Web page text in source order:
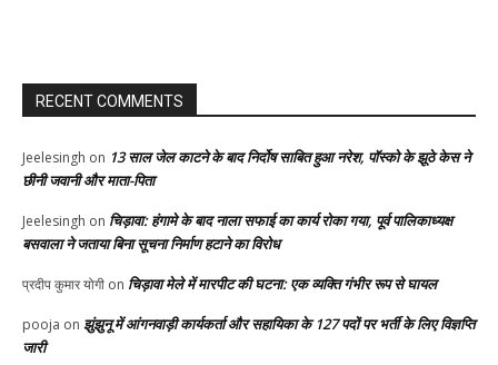
RECENT COMMENTS
Jeelesingh on 13 साल जेल काटने के बाद निर्दोष साबित हुआ नरेश, पॉस्को के झूठे केस ने
छीनी जवानी और माता-पिता
Jeelesingh on चिड़ावा: हंगामे के बाद नाला सफाई का कार्य रोका गया, पूर्व पालिकाध्यक्ष
बसवाला ने जताया बिना सूचना निर्माण हटाने का विरोध
प्रदीप कुमार योगी on चिड़ावा मेले में मारपीट की घटना: एक व्यक्ति गंभीर रूप से घायल
pooja on झुंझुनू में आंगनवाड़ी कार्यकर्ता और सहायिका के 127 पदों पर भर्ती के लिए विज्ञप्ति
जारी